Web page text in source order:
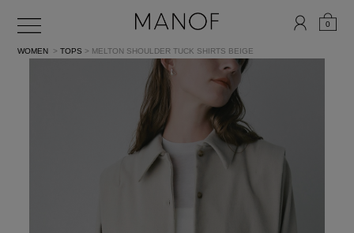
0
WOMEN >TOPS > MELTON SHOULDER TUCK SHIRTS BEIGE